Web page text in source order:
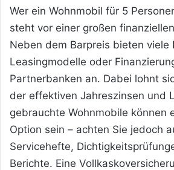
Wer ein Wohnmobil für 5
steht vor einer großen
Neben dem Barpreis bieten viele
Leasingmodelle oder
Partnerbanken an. Dabei lohnt
der effektiven Jahreszinsen und
gebrauchte Wohnmobile können
Option sein – achten Sie jedoch
Servicehefte,
Berichte. Eine